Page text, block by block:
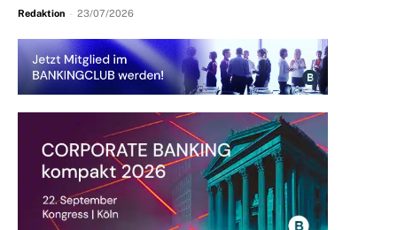
Redaktion - 23/07/2026